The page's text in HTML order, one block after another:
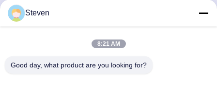
Abonnez-vous à notre newsletter pour des réductions et plus
Steven
8:21 AM
Good day, what product are you looking for?